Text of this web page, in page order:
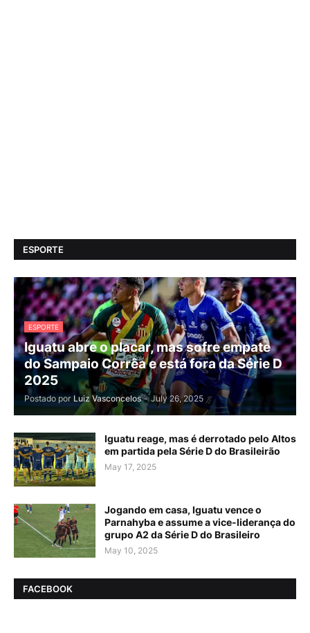
ESPORTE
ESPORTE
Iguatu abre o placar, mas sofre empate
do Sampaio Corrêa e está fora da Série D
2025
Postado por Luiz Vasconcelos - July 26, 2025
Iguatu reage, mas é derrotado pelo Altos
em partida pela Série D do Brasileirão
May 17, 2025
Jogando em casa, Iguatu vence o
Parnahyba e assume a vice-liderança do
grupo A2 da Série D do Brasileiro
May 10, 2025
FACEBOOK